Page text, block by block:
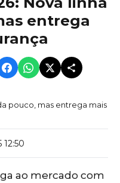
entrega
pouco, mas entrega mais
ao mercado com